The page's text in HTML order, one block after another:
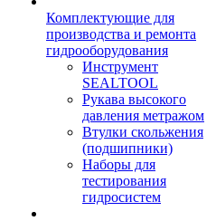
Комплектующие для
производства и ремонта
гидрооборудования
Инструмент
SEALTOOL
Рукава высокого
давления метражом
Втулки скольжения
(подшипники)
Наборы для
тестирования
гидросистем